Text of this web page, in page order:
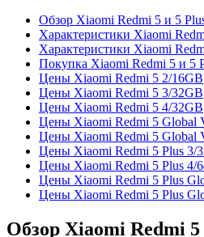
Обзор Xiaomi Redmi 5 и 5
Характеристики Xiaomi
Характеристики Xiaomi
Покупка Xiaomi Redmi 5 и 5
Цены Xiaomi Redmi 5 2/16GB
Цены Xiaomi Redmi 5 3/32GB
Цены Xiaomi Redmi 5 4/32GB
Цены Xiaomi Redmi 5 Global
Цены Xiaomi Redmi 5 Global
Цены Xiaomi Redmi 5 Plus 3/
Цены Xiaomi Redmi 5 Plus 4/
Цены Xiaomi Redmi 5 Plus
Цены Xiaomi Redmi 5 Plus
Обзор Xiaomi Redmi 5